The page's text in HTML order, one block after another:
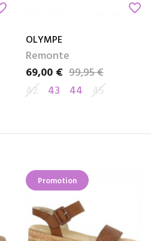
favorite_border
OLYMPE
Remonte
Prix
69,00 €
Prix de base99,95 €
42
43 44 45
Promotion